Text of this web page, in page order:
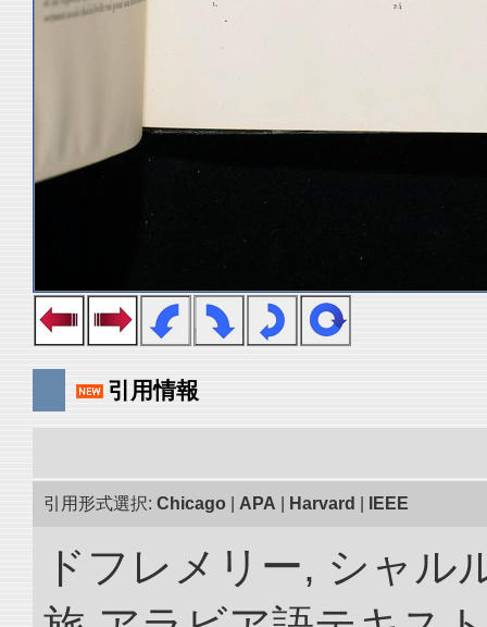
引用情報
引用形式選択: Chicago APA Harvard IEEE
ドフレメリー, シャル